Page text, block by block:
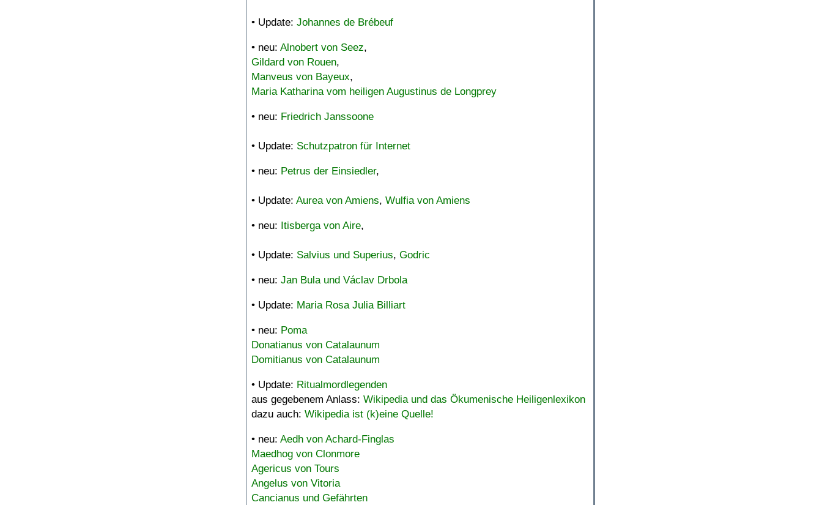
• Update: Johannes de Brébeuf
• neu: Alnobert von Seez,
Gildard von Rouen,
Manveus von Bayeux,
Maria Katharina vom heiligen Augustinus de Longprey
• neu: Friedrich Janssoone
• Update: Schutzpatron für Internet
• neu: Petrus der Einsiedler,
• Update: Aurea von Amiens, Wulfia von Amiens
• neu: Itisberga von Aire,
• Update: Salvius und Superius, Godric
• neu: Jan Bula und Václav Drbola
• Update: Maria Rosa Julia Billiart
• neu: Poma
Donatianus von Catalaunum
Domitianus von Catalaunum
• Update: Ritualmordlegenden
aus gegebenem Anlass: Wikipedia und das Ökumenische Heiligenlexikon
dazu auch: Wikipedia ist (k)eine Quelle!
• neu: Aedh von Achard-Finglas
Maedhog von Clonmore
Agericus von Tours
Angelus von Vitoria
Cancianus und Gefährten